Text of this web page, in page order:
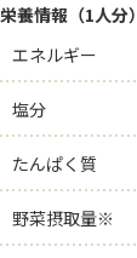
栄養情報（1人分）
エネルギー
塩分
たんぱく質
野菜摂取量※